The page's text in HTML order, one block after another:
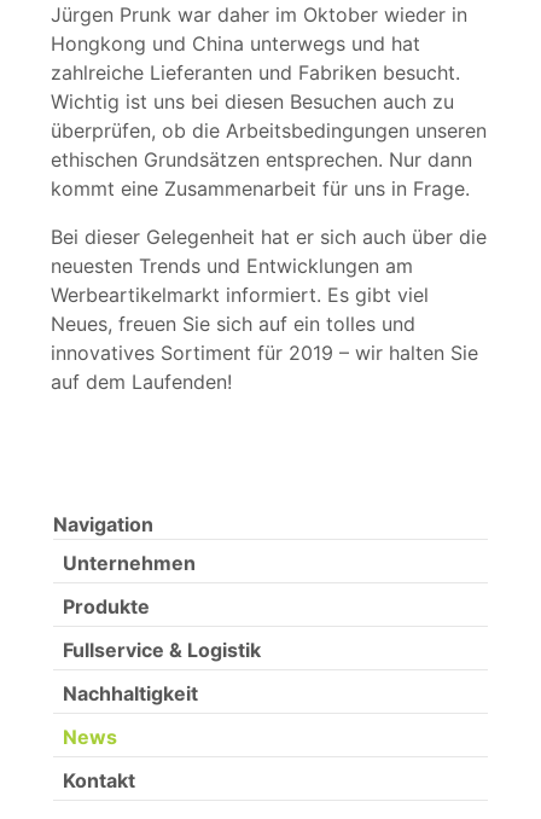
Jürgen Prunk war daher im Oktober wieder in
Hongkong und China unterwegs und hat
zahlreiche Lieferanten und Fabriken besucht.
Wichtig ist uns bei diesen Besuchen auch zu
überprüfen, ob die Arbeitsbedingungen unseren
ethischen Grundsätzen entsprechen. Nur dann
kommt eine Zusammenarbeit für uns in Frage.
Bei dieser Gelegenheit hat er sich auch über die
neuesten Trends und Entwicklungen am
Werbeartikelmarkt informiert. Es gibt viel
Neues, freuen Sie sich auf ein tolles und
innovatives Sortiment für 2019 – wir halten Sie
auf dem Laufenden!
Navigation
Unternehmen
Produkte
Fullservice & Logistik
Nachhaltigkeit
News
Kontakt